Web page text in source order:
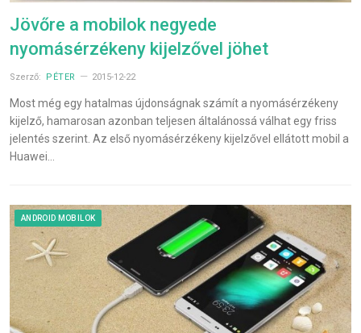
Jövőre a mobilok negyede
nyomásérzékeny kijelzővel jöhet
Szerző: PÉTER 2015-12-22
Most még egy hatalmas újdonságnak számít a nyomásérzékeny
kijelző, hamarosan azonban teljesen általánossá válhat egy friss
jelentés szerint. Az első nyomásérzékeny kijelzővel ellátott mobil a
Huawei…
ANDROID MOBILOK